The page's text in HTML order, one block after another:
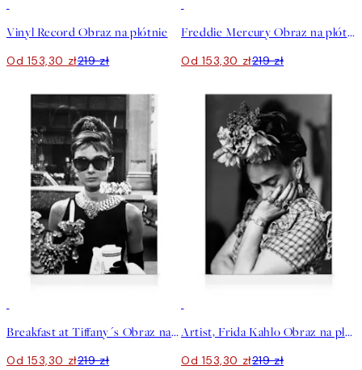
Vinyl Record Obraz na płótnie
Od 153,30 zł219 zł
Freddie Mercury Obraz na płótnie
Od 153,30 zł219 zł
Breakfast at Tiffany´s Obraz na płótnie
Od 153,30 zł219 zł
Artist, Frida Kahlo Obraz na płótnie
Od 153,30 zł219 zł